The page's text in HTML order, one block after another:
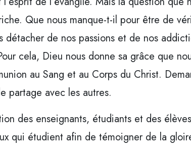
Que nous manque-t-il pour être de
de nos passions et de nos
cela, Dieu nous donne sa grâce que
au Sang et au Corps du Christ.
partage avec les autres.
des enseignants, étudiants et des
qui étudient afin de témoigner de la